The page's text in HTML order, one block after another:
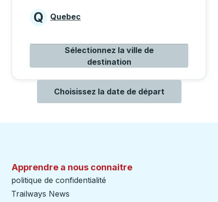
Provinces beginning with Q
Q Quebec
Sélectionnez la ville de
destination
Choisissez la date de départ
Apprendre a nous connaitre
politique de confidentialité
Trailways News